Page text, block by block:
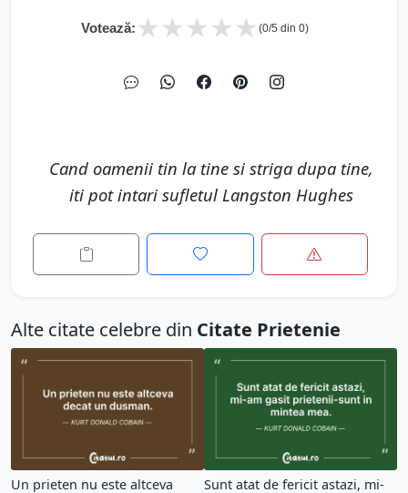
Votează: ★
★
★
★
★ (0/5 din 0)
Cand oamenii tin la tine si striga dupa tine,
iti pot intari sufletul Langston Hughes
Alte citate celebre din Citate Prietenie
Un prieten nu este altceva
Sunt atat de fericit astazi, mi-